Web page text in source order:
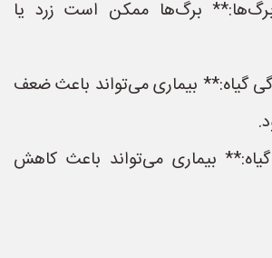
برگ‌ها ممکن است زرد یا
گیاه:** بیماری می‌تواند باعث ضعف
بیماری می‌تواند باعث کاهش